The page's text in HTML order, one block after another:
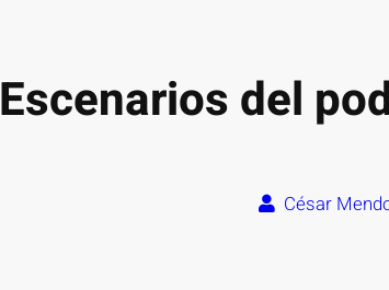
Escenarios del
César